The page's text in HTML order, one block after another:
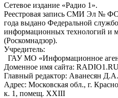
Сетевое издание «Радио 1».
Реестровая запись СМИ Эл №
года выдано Федеральной
информационных технологий и
(Роскомнадзор).
Учредитель:
ГАУ МО «Информационное
Доменное имя сайта:
Главный редактор: Аванесян Д.А.
Адрес: Московская обл., г.
к. 1, помещ. XXIII